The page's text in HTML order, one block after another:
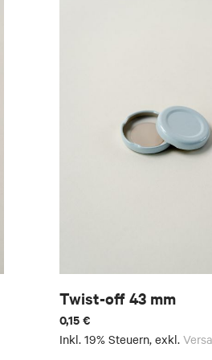
Twist-off 43 mm
0,15 €
Inkl. 19% Steuern, exkl.